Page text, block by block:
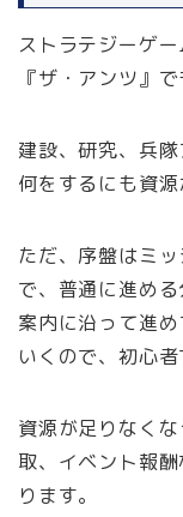
ストラテジーゲ
『ザ・アンツ』
建設、研究、兵
何をするにも資源
ただ、序盤はミ
で、普通に進め
案内に沿って進
いくので、初心者
資源が足りなく
取、イベント報
ります。